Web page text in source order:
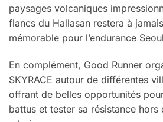
paysages volcaniques
flancs du Hallasan restera à
mémorable pour l’endurance
En complément, Good Runner
SKYRACE autour de différentes
offrant de belles opportunités
battus et tester sa résistance hors